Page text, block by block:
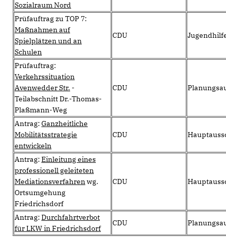
Sozialraum Nord
Prüfauftrag zu TOP 7:
Maßnahmen auf
Spielplätzen und an
Schulen
CDU
Prüfauftrag:
Verkehrssituation
Avenwedder Str. -
Teilabschnitt Dr.-Thomas-
Plaßmann-Weg
CDU
Antrag: Ganzheitliche
Mobilitätsstrategie
entwickeln
CDU
Antrag: Einleitung eines
professionell geleiteten
Mediationsverfahrenwg.
Ortsumgehung
Friedrichsdorf
CDU
Antrag: Durchfahrtverbot
für LKW in Friedrichsdorf
CDU